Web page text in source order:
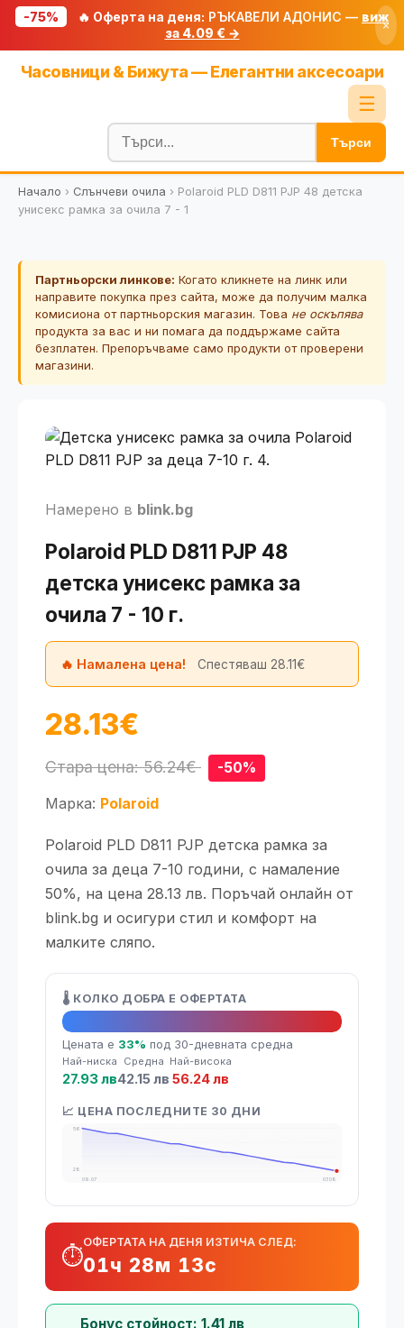
-75% 🔥 Оферта на деня: РЪКАВЕЛИ АДОНИС — виж
за 4.09 € →
×
Часовници & Бижута — Елегантни аксесоари
☰
Блог
🧮 Калкулатори
🔍 Намери продукт
🎟️ Купони
Търси
Начало › Слънчеви очила › Polaroid PLD D811 PJP 48 детска
унисекс рамка за очила 7 - 1
Партньорски линкове: Когато кликнете на линк или
направите покупка през сайта, може да получим малка
комисиона от партньорския магазин. Това не оскъпява
продукта за вас и ни помага да поддържаме сайта
безплатен. Препоръчваме само продукти от проверени
магазини.
Намерено в blink.bg
Polaroid PLD D811 PJP 48
детска унисекс рамка за
очила 7 - 10 г.
🔥 Намалена цена! Спестяваш 28.11€
28.13€
Стара цена: 56.24€ -50%
Марка: Polaroid
Polaroid PLD D811 PJP детска рамка за
очила за деца 7-10 години, с намаление
50%, на цена 28.13 лв. Поръчай онлайн от
blink.bg и осигури стил и комфорт на
малките сляпо.
🌡️ КОЛКО ДОБРА Е ОФЕРТАТА
🔥 Топ оферта
Цената е 33% под 30-дневната средна
Най-ниска
27.93 лв
Средна
42.15 лв
Най-висока
56.24 лв
📈 ЦЕНА ПОСЛЕДНИТЕ 30 ДНИ
56
28
09.07
07.08
⏱️
ОФЕРТАТА НА ДЕНЯ ИЗТИЧА СЛЕД:
01ч 28м 12с
Бонус стойност: 1.41 лв